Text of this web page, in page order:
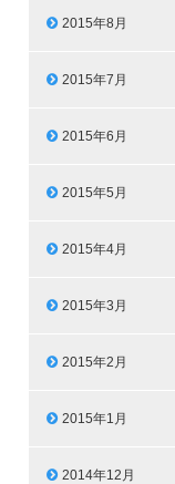
2015年8月
2015年7月
2015年6月
2015年5月
2015年4月
2015年3月
2015年2月
2015年1月
2014年12月